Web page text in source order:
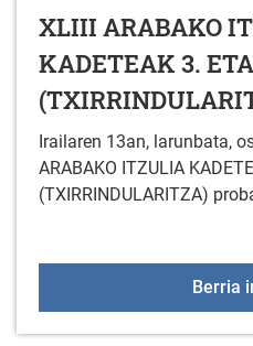
XLIII ARABAKO
KADETEAK 3.
Irailaren 13an, larunbata,
ARABAKO ITZULIA
(TXIRRINDULARITZA)
Berria